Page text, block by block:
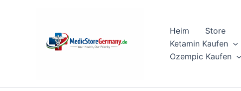
Heim Store
Ketamin Kaufen
Ozempic Kaufen